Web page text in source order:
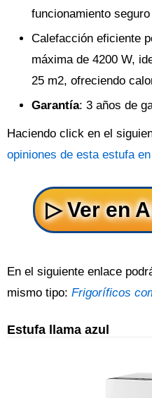
funcionamiento
Calefacción eficiente
máxima de 4200 W,
25 m2, ofreciendo
Garantía: 3 años de
Haciendo click en el
opiniones de esta estufa
En el siguiente enlace
mismo tipo: Frigoríficos
Estufa llama azul